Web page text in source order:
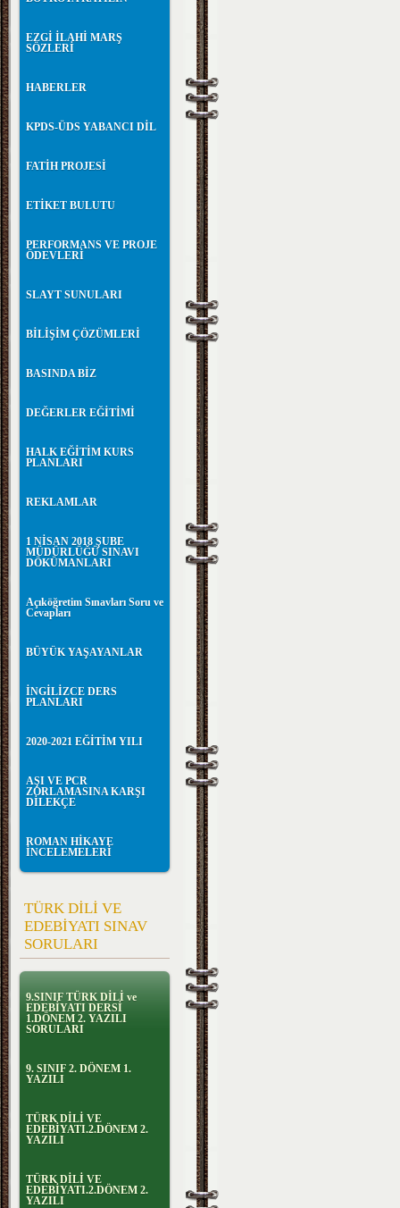
EZGİ İLAHİ MARŞ
SÖZLERİ
HABERLER
KPDS-ÜDS YABANCI DİL
FATİH PROJESİ
ETİKET BULUTU
PERFORMANS VE PROJE
ÖDEVLERİ
SLAYT SUNULARI
BİLİŞİM ÇÖZÜMLERİ
BASINDA BİZ
DEĞERLER EĞİTİMİ
HALK EĞİTİM KURS
PLANLARI
REKLAMLAR
1 NİSAN 2018 ŞUBE
MÜDÜRLÜĞÜ SINAVI
DÖKÜMANLARI
Açıköğretim Sınavları Soru ve
Cevapları
BÜYÜK YAŞAYANLAR
İNGİLİZCE DERS
PLANLARI
2020-2021 EĞİTİM YILI
AŞI VE PCR
ZORLAMASINA KARŞI
DİLEKÇE
ROMAN HİKAYE
İNCELEMELERİ
TÜRK DİLİ VE
EDEBİYATI SINAV
SORULARI
9.SINIF TÜRK DİLİ ve
EDEBİYATI DERSİ
1.DÖNEM 2. YAZILI
SORULARI
9. SINIF 2. DÖNEM 1.
YAZILI
TÜRK DİLİ VE
EDEBİYATI.2.DÖNEM 2.
YAZILI
TÜRK DİLİ VE
EDEBİYATI.2.DÖNEM 2.
YAZILI